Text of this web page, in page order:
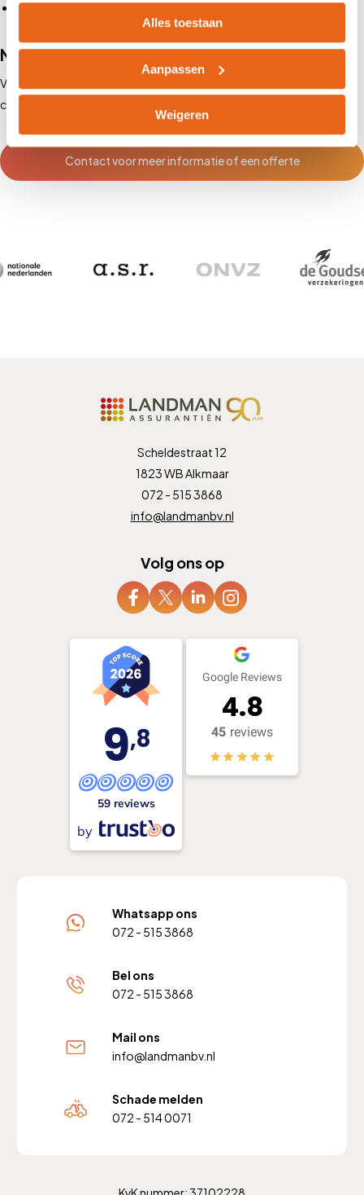
Alles toestaan
Aanpassen
Weigeren
Uitstekende service bij schadeafhandeling en herstel
Neem contact op
Voor meer informatie of een persoonlijk adviesgesprek, neem
contact op met Landman Assurantiën of
Contact voor meer informatie of een offerte
Scheldestraat 12
1823 WB Alkmaar
072 - 515 3868
info@landmanbv.nl
Volg ons op
9,8
59 reviews
by
Google Reviews
4.8
45 reviews
Whatsapp ons
072 - 515 3868
Bel ons
072 - 515 3868
Mail ons
info@landmanbv.nl
Schade melden
072 - 514 0071